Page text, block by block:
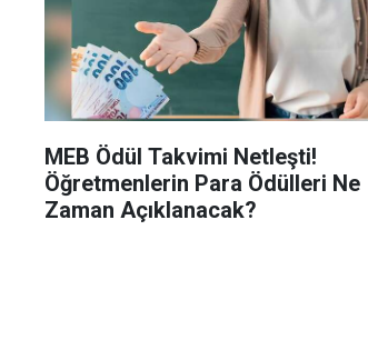
MEB Ödül Takvimi Netleşti!
Öğretmenlerin Para Ödülleri Ne
Zaman Açıklanacak?